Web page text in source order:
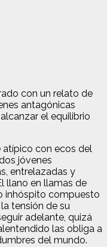
con un relato de
antagónicas
el equilibrio
con ecos del
jóvenes
entrelazadas y
llano en llamas de
inhóspito compuesto
tensión de su
adelante, quizá
las obliga a
del mundo.